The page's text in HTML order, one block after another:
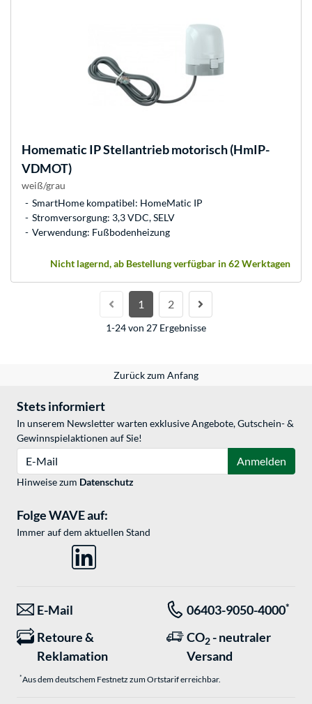
Homematic IPStellantrieb motorisch (HmIP-
VDMOT)
weiß/grau
SmartHome kompatibel: HomeMatic IP
Stromversorgung: 3,3 VDC, SELV
Verwendung: Fußbodenheizung
Nicht lagernd, ab Bestellung verfügbar in 62 Werktagen
1 2
1-24 von 27 Ergebnisse
Zurück zum Anfang
Stets informiert
In unserem Newsletter warten exklusive Angebote, Gutschein- &
Gewinnspielaktionen auf Sie!
Anmelden
Hinweise zum Datenschutz
Folge WAVE auf:
Immer auf dem aktuellen Stand
E-Mail 06403-9050-4000*
Retoure &
Reklamation
CO2 - neutraler
Versand
*Aus dem deutschem Festnetz zum Ortstarif erreichbar.